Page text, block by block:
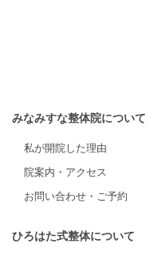
みなみすな整体院について
私が開院した理由
院案内・アクセス
お問い合わせ・ご予約
ひろはた式整体について